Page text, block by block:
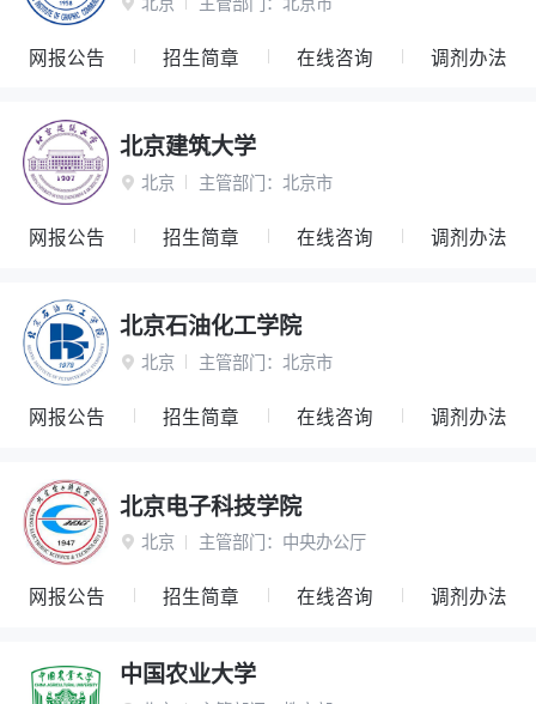
网报公告 招生简章 在线咨询 调剂办法
北京建筑大学
 北京 主管部门： 北京市
网报公告 招生简章 在线咨询 调剂办法
北京石油化工学院
 北京 主管部门： 北京市
网报公告 招生简章 在线咨询 调剂办法
北京电子科技学院
 北京 主管部门： 中央办公厅
网报公告 招生简章 在线咨询 调剂办法
中国农业大学